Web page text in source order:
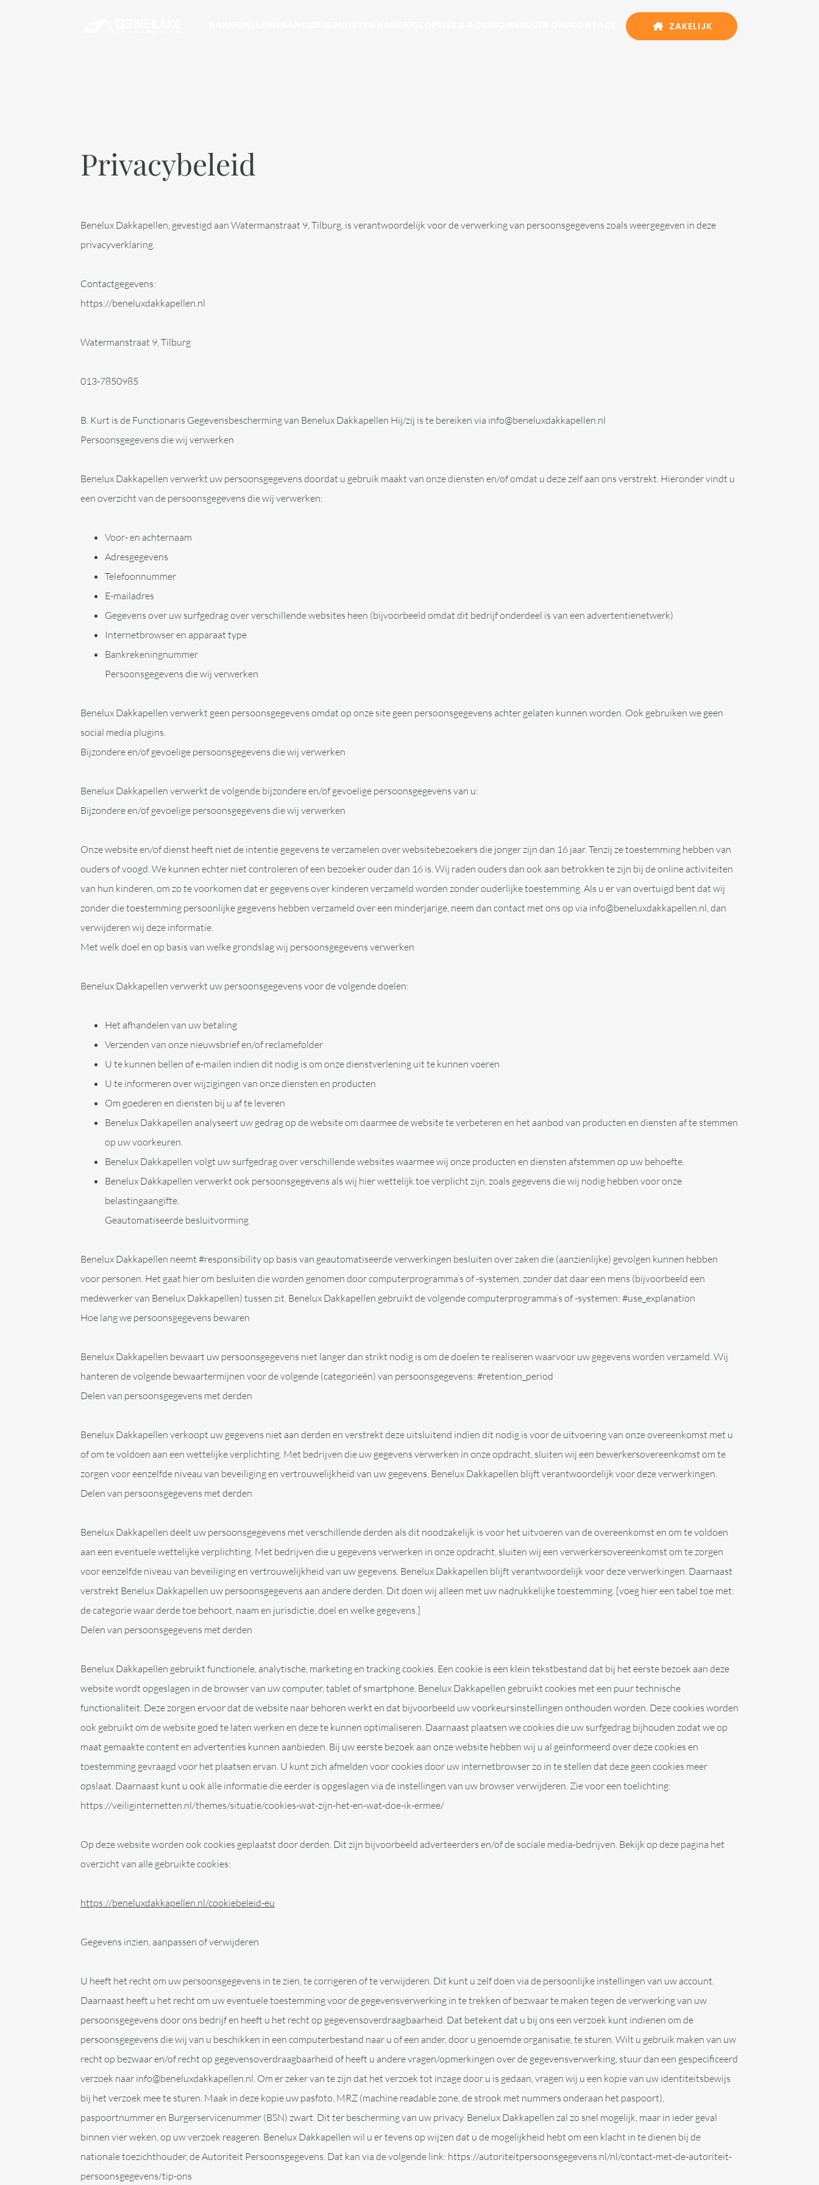
ZAKELIJK
Privacybeleid
Benelux Dakkapellen, gevestigd aan Watermanstraat 9, Tilburg, is verantwoordelijk voor de verwerking van persoonsgegevens zoals weergegeven in deze
privacyverklaring.
Contactgegevens:
https://beneluxdakkapellen.nl
Watermanstraat 9, Tilburg
013-7850985
B. Kurt is de Functionaris Gegevensbescherming van Benelux Dakkapellen Hij/zij is te bereiken via info@beneluxdakkapellen.nl
Persoonsgegevens die wij verwerken
Benelux Dakkapellen verwerkt uw persoonsgegevens doordat u gebruik maakt van onze diensten en/of omdat u deze zelf aan ons verstrekt. Hieronder vindt u
een overzicht van de persoonsgegevens die wij verwerken:
Voor- en achternaam
Adresgegevens
Telefoonnummer
E-mailadres
Gegevens over uw surfgedrag over verschillende websites heen (bijvoorbeeld omdat dit bedrijf onderdeel is van een advertentienetwerk)
Internetbrowser en apparaat type
Bankrekeningnummer
Persoonsgegevens die wij verwerken
Benelux Dakkapellen verwerkt geen persoonsgegevens omdat op onze site geen persoonsgegevens achter gelaten kunnen worden. Ook gebruiken we geen
social media plugins.
Bijzondere en/of gevoelige persoonsgegevens die wij verwerken
Benelux Dakkapellen verwerkt de volgende bijzondere en/of gevoelige persoonsgegevens van u:
Bijzondere en/of gevoelige persoonsgegevens die wij verwerken
Onze website en/of dienst heeft niet de intentie gegevens te verzamelen over websitebezoekers die jonger zijn dan 16 jaar. Tenzij ze toestemming hebben van
ouders of voogd. We kunnen echter niet controleren of een bezoeker ouder dan 16 is. Wij raden ouders dan ook aan betrokken te zijn bij de online activiteiten
van hun kinderen, om zo te voorkomen dat er gegevens over kinderen verzameld worden zonder ouderlijke toestemming. Als u er van overtuigd bent dat wij
zonder die toestemming persoonlijke gegevens hebben verzameld over een minderjarige, neem dan contact met ons op via info@beneluxdakkapellen.nl, dan
verwijderen wij deze informatie.
Met welk doel en op basis van welke grondslag wij persoonsgegevens verwerken
Benelux Dakkapellen verwerkt uw persoonsgegevens voor de volgende doelen:
Het afhandelen van uw betaling
Verzenden van onze nieuwsbrief en/of reclamefolder
U te kunnen bellen of e-mailen indien dit nodig is om onze dienstverlening uit te kunnen voeren
U te informeren over wijzigingen van onze diensten en producten
Om goederen en diensten bij u af te leveren
Benelux Dakkapellen analyseert uw gedrag op de website om daarmee de website te verbeteren en het aanbod van producten en diensten af te stemmen
op uw voorkeuren.
Benelux Dakkapellen volgt uw surfgedrag over verschillende websites waarmee wij onze producten en diensten afstemmen op uw behoefte.
Benelux Dakkapellen verwerkt ook persoonsgegevens als wij hier wettelijk toe verplicht zijn, zoals gegevens die wij nodig hebben voor onze
belastingaangifte.
Geautomatiseerde besluitvorming
Benelux Dakkapellen neemt #responsibility op basis van geautomatiseerde verwerkingen besluiten over zaken die (aanzienlijke) gevolgen kunnen hebben
voor personen. Het gaat hier om besluiten die worden genomen door computerprogramma’s of -systemen, zonder dat daar een mens (bijvoorbeeld een
medewerker van Benelux Dakkapellen) tussen zit. Benelux Dakkapellen gebruikt de volgende computerprogramma’s of -systemen: #use_explanation
Hoe lang we persoonsgegevens bewaren
Benelux Dakkapellen bewaart uw persoonsgegevens niet langer dan strikt nodig is om de doelen te realiseren waarvoor uw gegevens worden verzameld. Wij
hanteren de volgende bewaartermijnen voor de volgende (categorieën) van persoonsgegevens: #retention_period
Delen van persoonsgegevens met derden
Benelux Dakkapellen verkoopt uw gegevens niet aan derden en verstrekt deze uitsluitend indien dit nodig is voor de uitvoering van onze overeenkomst met u
of om te voldoen aan een wettelijke verplichting. Met bedrijven die uw gegevens verwerken in onze opdracht, sluiten wij een bewerkersovereenkomst om te
zorgen voor eenzelfde niveau van beveiliging en vertrouwelijkheid van uw gegevens. Benelux Dakkapellen blijft verantwoordelijk voor deze verwerkingen.
Delen van persoonsgegevens met derden
Benelux Dakkapellen deelt uw persoonsgegevens met verschillende derden als dit noodzakelijk is voor het uitvoeren van de overeenkomst en om te voldoen
aan een eventuele wettelijke verplichting. Met bedrijven die u gegevens verwerken in onze opdracht, sluiten wij een verwerkersovereenkomst om te zorgen
voor eenzelfde niveau van beveiliging en vertrouwelijkheid van uw gegevens. Benelux Dakkapellen blijft verantwoordelijk voor deze verwerkingen. Daarnaast
verstrekt Benelux Dakkapellen uw persoonsgegevens aan andere derden. Dit doen wij alleen met uw nadrukkelijke toestemming. [voeg hier een tabel toe met:
de categorie waar derde toe behoort, naam en jurisdictie, doel en welke gegevens.]
Delen van persoonsgegevens met derden
Benelux Dakkapellen gebruikt functionele, analytische, marketing en tracking cookies. Een cookie is een klein tekstbestand dat bij het eerste bezoek aan deze
website wordt opgeslagen in de browser van uw computer, tablet of smartphone. Benelux Dakkapellen gebruikt cookies met een puur technische
functionaliteit. Deze zorgen ervoor dat de website naar behoren werkt en dat bijvoorbeeld uw voorkeursinstellingen onthouden worden. Deze cookies worden
ook gebruikt om de website goed te laten werken en deze te kunnen optimaliseren. Daarnaast plaatsen we cookies die uw surfgedrag bijhouden zodat we op
maat gemaakte content en advertenties kunnen aanbieden. Bij uw eerste bezoek aan onze website hebben wij u al geïnformeerd over deze cookies en
toestemming gevraagd voor het plaatsen ervan. U kunt zich afmelden voor cookies door uw internetbrowser zo in te stellen dat deze geen cookies meer
opslaat. Daarnaast kunt u ook alle informatie die eerder is opgeslagen via de instellingen van uw browser verwijderen. Zie voor een toelichting:
https://veiliginternetten.nl/themes/situatie/cookies-wat-zijn-het-en-wat-doe-ik-ermee/
Op deze website worden ook cookies geplaatst door derden. Dit zijn bijvoorbeeld adverteerders en/of de sociale media-bedrijven. Bekijk op deze pagina het
overzicht van alle gebruikte cookies:
https://beneluxdakkapellen.nl/cookiebeleid-eu
Gegevens inzien, aanpassen of verwijderen
U heeft het recht om uw persoonsgegevens in te zien, te corrigeren of te verwijderen. Dit kunt u zelf doen via de persoonlijke instellingen van uw account.
Daarnaast heeft u het recht om uw eventuele toestemming voor de gegevensverwerking in te trekken of bezwaar te maken tegen de verwerking van uw
persoonsgegevens door ons bedrijf en heeft u het recht op gegevensoverdraagbaarheid. Dat betekent dat u bij ons een verzoek kunt indienen om de
persoonsgegevens die wij van u beschikken in een computerbestand naar u of een ander, door u genoemde organisatie, te sturen. Wilt u gebruik maken van uw
recht op bezwaar en/of recht op gegevensoverdraagbaarheid of heeft u andere vragen/opmerkingen over de gegevensverwerking, stuur dan een gespecificeerd
verzoek naar info@beneluxdakkapellen.nl. Om er zeker van te zijn dat het verzoek tot inzage door u is gedaan, vragen wij u een kopie van uw identiteitsbewijs
bij het verzoek mee te sturen. Maak in deze kopie uw pasfoto, MRZ (machine readable zone, de strook met nummers onderaan het paspoort),
paspoortnummer en Burgerservicenummer (BSN) zwart. Dit ter bescherming van uw privacy. Benelux Dakkapellen zal zo snel mogelijk, maar in ieder geval
binnen vier weken, op uw verzoek reageren. Benelux Dakkapellen wil u er tevens op wijzen dat u de mogelijkheid hebt om een klacht in te dienen bij de
nationale toezichthouder, de Autoriteit Persoonsgegevens. Dat kan via de volgende link: https://autoriteitpersoonsgegevens.nl/nl/contact-met-de-autoriteit-
persoonsgegevens/tip-ons